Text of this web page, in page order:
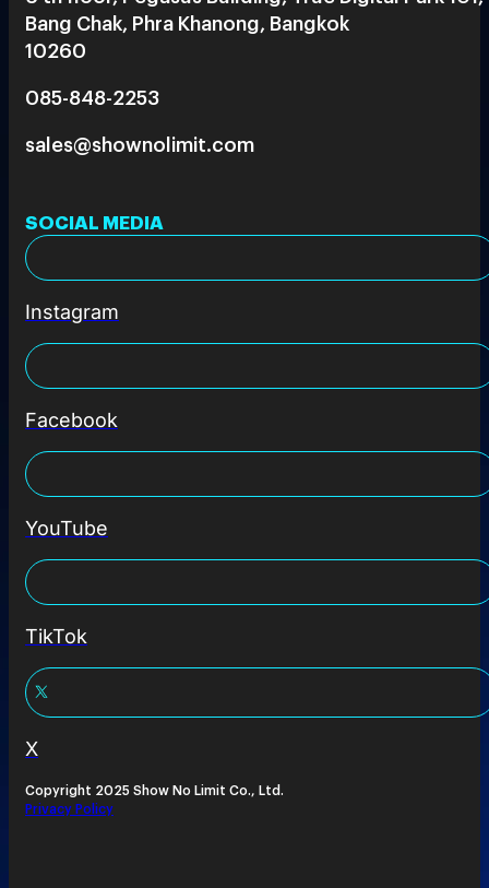
Bang Chak, Phra Khanong, Bangkok
10260
085-848-2253
sales@shownolimit.com
SOCIAL MEDIA
Instagram
Facebook
YouTube
TikTok
X
Copyright 2025 Show No Limit Co., Ltd.
Privacy Policy